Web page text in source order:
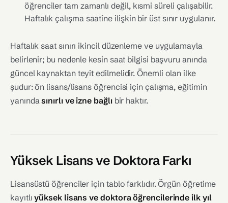
öğrenciler tam zamanlı değil, kısmi süreli çalışabilir.
Haftalık çalışma saatine ilişkin bir üst sınır uygulanır.
Haftalık saat sınırı ikincil düzenleme ve uygulamayla
belirlenir; bu nedenle kesin saat bilgisi başvuru anında
güncel kaynaktan teyit edilmelidir. Önemli olan ilke
şudur: ön lisans/lisans öğrencisi için çalışma, eğitimin
yanındasınırlı ve izne bağlıbir haktır.
Yüksek Lisans ve Doktora Farkı
Lisansüstü öğrenciler için tablo farklıdır. Örgün öğretime
kayıtlıyüksek lisans ve doktora öğrencilerinde ilk yıl